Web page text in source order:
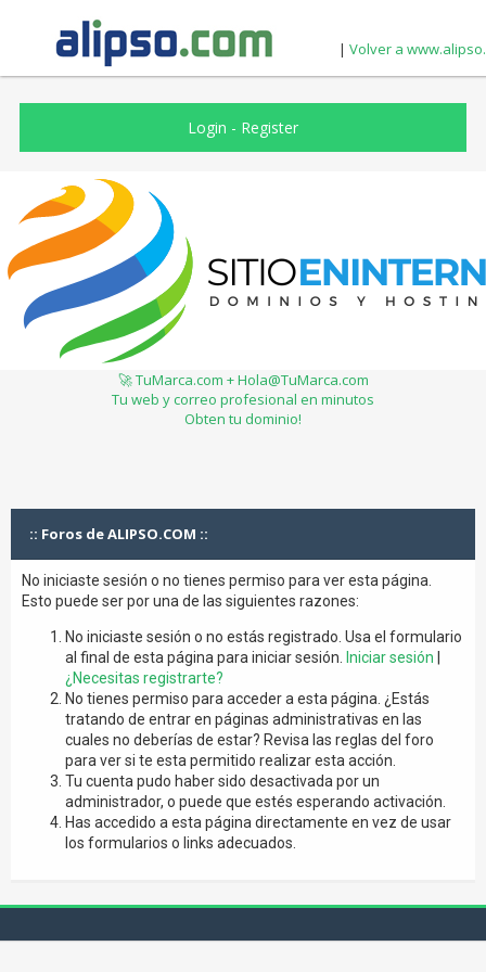
| Volver a
Login - Register
🚀 TuMarca.com + Hola@TuMarca.com
Tu web y correo profesional en minutos
Obten tu dominio!
:: Foros de ALIPSO.COM ::
No iniciaste sesión o no tienes permiso para ver esta página.
Esto puede ser por una de las siguientes razones:
No iniciaste sesión o no estás registrado. Usa el formulario
al final de esta página para iniciar sesión.
Iniciar sesión
¿Necesitas registrarte?
No tienes permiso para acceder a esta página. ¿Estás
tratando de entrar en páginas administrativas en las
cuales no deberías de estar? Revisa las reglas del foro
para ver si te esta permitido realizar esta acción.
Tu cuenta pudo haber sido desactivada por un
administrador, o puede que estés esperando activación.
Has accedido a esta página directamente en vez de usar
los formularios o links adecuados.